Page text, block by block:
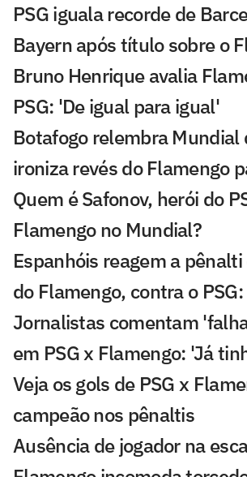
PSG iguala recorde de
Bayern após título sobre o
Bruno Henrique avalia
PSG: 'De igual para igual'
Botafogo relembra Mundial
ironiza revés do Flamengo
Quem é Safonov, herói do
Flamengo no Mundial?
Espanhóis reagem a
do Flamengo, contra o
Jornalistas comentam
em PSG x Flamengo: 'Já
Veja os gols de PSG x
campeão nos pênaltis
Ausência de jogador na